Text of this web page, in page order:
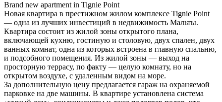
Brand new apartment in Tignie Point
Новая квартира в престижном жилом комплексе Tignie Point
— одна из лучших инвестиций в недвижимость Мальты.
Квартира состоит из жилой зоны открытого плана,
включающей кухню, гостиную и столовую, двух спален, двух
ванных комнат, одна из которых встроена в главную спальню,
и подсобного помещения. Из жилой зоны — выход на
просторную террасу, по факту — целую комнату, но на
открытом воздухе, с удаленным видом на море.
За дополнительную цену предлагается гараж на охраняемой
парковке на две машины. В квартире установлена система